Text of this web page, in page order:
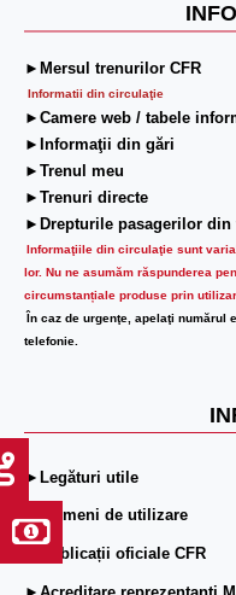
INFO
►Mersul trenurilor CFR
Informatii din circulaţie
►Camere web / tabele
►Informaţii din gări
►Trenul meu
►Trenuri directe
►Drepturile pasagerilor
Informaţiile din circulaţie sunt
lor. Nu ne asumăm răspunderea
circumstanțiale produse prin
În caz de urgenţe, apelaţi numărul
telefonie.
►Legături utile
►Termeni de utilizare
►Publicații oficiale CFR